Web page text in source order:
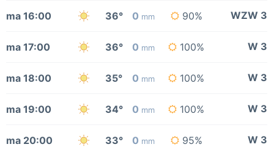
ma 16:00 36° 0 mm 90% WZW 3
ma 17:00 36° 0 mm 100% W 3
ma 18:00 35° 0 mm 100% W 3
ma 19:00 34° 0 mm 100% W 3
ma 20:00 33° 0 mm 95% W 3